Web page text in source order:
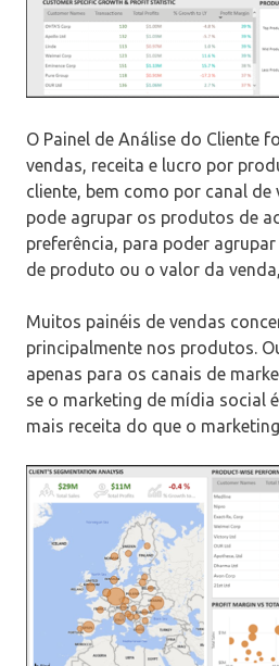
O Painel de Análise do Cliente
vendas, receita e lucro por
cliente, bem como por canal de
pode agrupar os produtos de
preferência, para poder
de produto ou o valor da
Muitos painéis de vendas
principalmente nos produtos.
apenas para os canais de
se o marketing de mídia social
mais receita do que o